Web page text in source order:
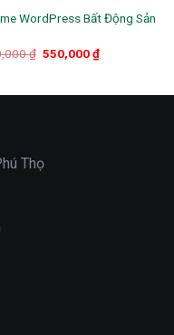
WordPress Bất Động Sản
₫ Giá
550,000₫Giá
hiện
550,000 ₫.
Thọ